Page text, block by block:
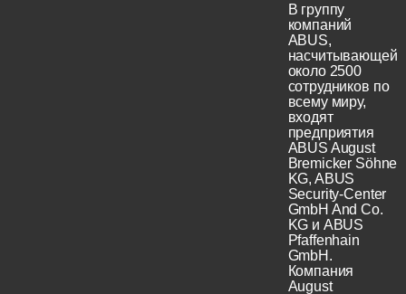
В группу
компаний
ABUS,
насчитывающей
около 2500
сотрудников по
всему миру,
входят
предприятия
ABUS August
Bremicker Söhne
KG, ABUS
Security-Center
GmbH And Co.
KG и ABUS
Pfaffenhain
GmbH.
Компания
August